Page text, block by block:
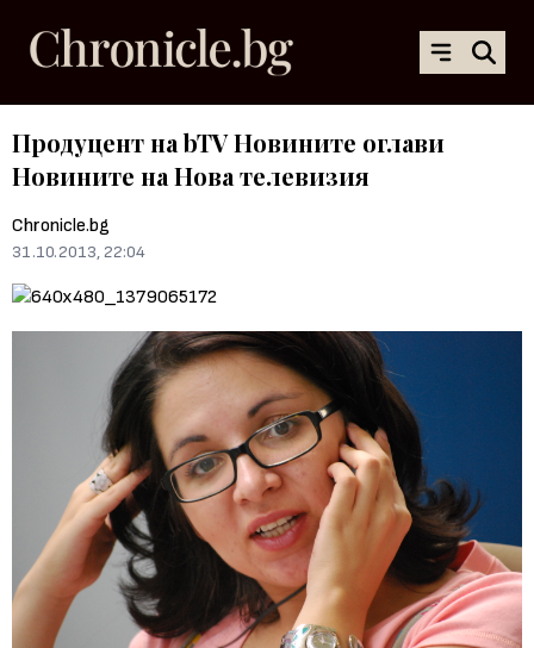
Продуцент на bTV Новините оглави
Новините на Нова телевизия
Chronicle.bg
31.10.2013, 22:04